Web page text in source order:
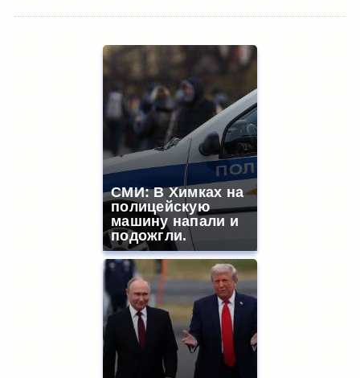
СМИ: В Химках на
полицейскую
машину напали и
подожгли.